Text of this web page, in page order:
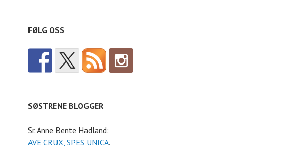
FØLG OSS
SØSTRENE BLOGGER
Sr. Anne Bente Hadland:
AVE CRUX, SPES UNICA.